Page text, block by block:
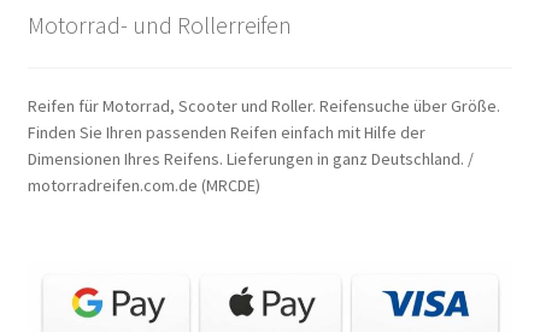
Motorrad- und Rollerreifen
Reifen für Motorrad, Scooter und Roller. Reifensuche über Größe.
Finden Sie Ihren passenden Reifen einfach mit Hilfe der
Dimensionen Ihres Reifens. Lieferungen in ganz Deutschland. /
motorradreifen.com.de (MRCDE)